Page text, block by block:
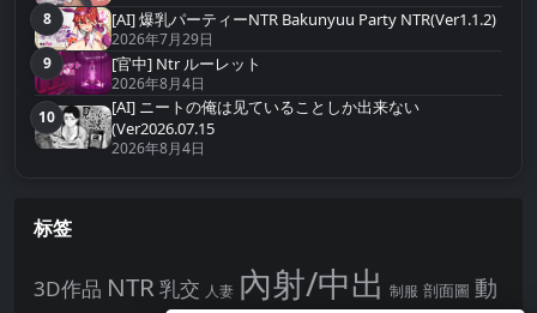
第8名
8 [AI] 爆乳パーティーNTR Bakunyuu Party NTR(Ver1.1.2)
2026年7月29日
第9名
9 [官中] Ntr ルーレット
2026年8月4日
第10名
10
[AI] ニートの俺は见ていることしか出来ない
(Ver2026.07.15
2026年8月4日
标签
3D作品 NTR乳交 人妻 內射/中出 制服 剖面圖 動